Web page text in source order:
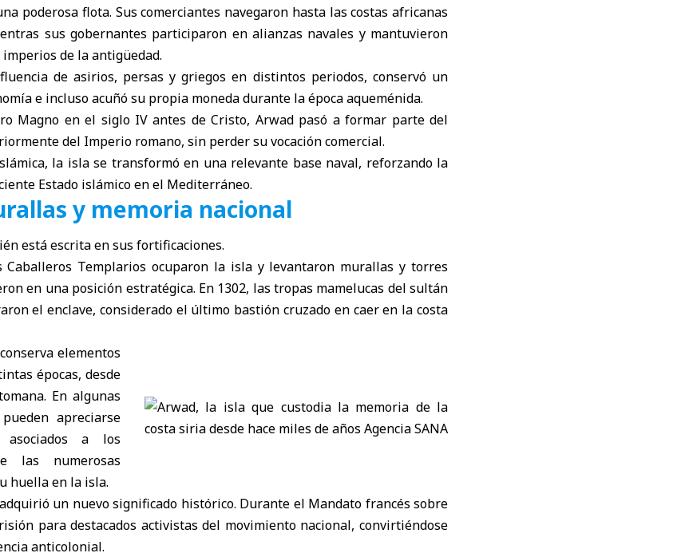
poderosa flota. Sus comerciantes navegaron hasta las costas africanas
sus gobernantes participaron en alianzas navales y mantuvieron
de la antigüedad.
de asirios, persas y griegos en distintos periodos, conservó un
e incluso acuñó su propia moneda durante la época aqueménida.
Magno en el siglo IV antes de Cristo, Arwad pasó a formar parte del
del Imperio romano, sin perder su vocación comercial.
la isla se transformó en una relevante base naval, reforzando la
Estado islámico en el Mediterráneo.
y memoria nacional
está escrita en sus fortificaciones.
Caballeros Templarios ocuparon la isla y levantaron murallas y torres
en una posición estratégica. En 1302, las tropas mamelucas del sultán
el enclave, considerado el último bastión cruzado en caer en la costa
elementos
épocas, desde
En algunas
apreciarse
asociados a los
las numerosas
huella en la isla.
un nuevo significado histórico. Durante el Mandato francés sobre
para destacados activistas del movimiento nacional, convirtiéndose
anticolonial.